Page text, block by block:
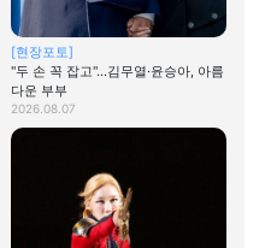
[현장포토]
"두 손 꼭 잡고"…김무열·윤승아, 아름
다운 부부
2026.08.07